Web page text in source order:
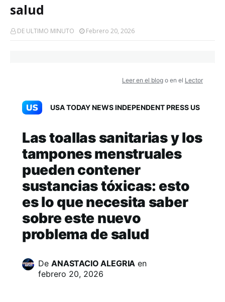
salud
DE ULTIMO MINUTO Febrero 20, 2026
Leer en el blog o en el Lector
USA TODAY NEWS INDEPENDENT PRESS US
Las toallas sanitarias y los
tampones menstruales
pueden contener
sustancias tóxicas: esto
es lo que necesita saber
sobre este nuevo
problema de salud
De ANASTACIO ALEGRIA en
febrero 20, 2026